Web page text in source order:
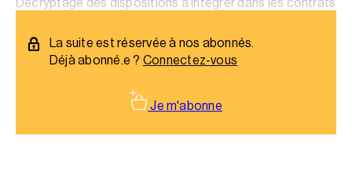
Décryptage des dispositions à intégrer dans les contrats
La suite est réservée à nos abonnés.
Déjà abonné.e ? Connectez-vous
Je m'abonne